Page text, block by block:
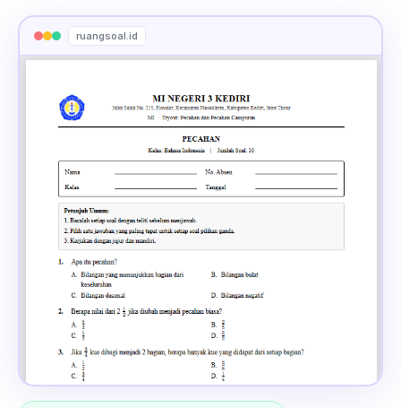
ruangsoal.id